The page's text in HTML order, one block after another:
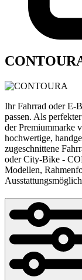
Ihr Fahrrad oder E-
passen. Als
der Premiummarke
hochwertige,
zugeschnittene
oder City-Bike -
Modellen,